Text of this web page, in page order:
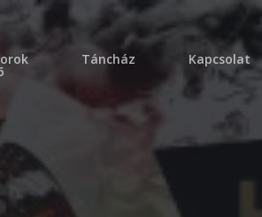
táncház kapcsolat